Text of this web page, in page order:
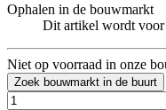
Ophalen in de bouwmarkt
Dit artikel wordt voor
Niet op voorraad in onze
Zoek bouwmarkt in de buurt